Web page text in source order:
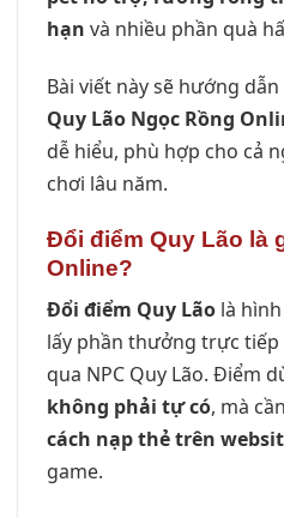
hạn và nhiều phần quà
Bài viết này sẽ hướng dẫn
Quy Lão Ngọc Rồng
dễ hiểu, phù hợp cho cả
chơi lâu năm.
Đổi điểm Quy Lão là
Online?
Đổi điểm Quy Lão là
lấy phần thưởng trực
qua NPC Quy Lão. Điểm
không phải tự có, mà
cách nạp thẻ trên
game.